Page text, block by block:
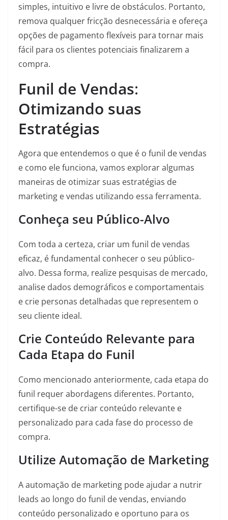
simples, intuitivo e livre de obstáculos. Portanto,
remova qualquer fricção desnecessária e ofereça
opções de pagamento flexíveis para tornar mais
fácil para os clientes potenciais finalizarem a
compra.
Funil de Vendas:
Otimizando suas
Estratégias
Agora que entendemos o que é o funil de vendas
e como ele funciona, vamos explorar algumas
maneiras de otimizar suas estratégias de
marketing e vendas utilizando essa ferramenta.
Conheça seu Público-Alvo
Com toda a certeza, criar um funil de vendas
eficaz, é fundamental conhecer o seu público-
alvo. Dessa forma, realize pesquisas de mercado,
analise dados demográficos e comportamentais
e crie personas detalhadas que representem o
seu cliente ideal.
Crie Conteúdo Relevante para
Cada Etapa do Funil
Como mencionado anteriormente, cada etapa do
funil requer abordagens diferentes. Portanto,
certifique-se de criar conteúdo relevante e
personalizado para cada fase do processo de
compra.
Utilize Automação de Marketing
A automação de marketing pode ajudar a nutrir
leads ao longo do funil de vendas, enviando
conteúdo personalizado e oportuno para os